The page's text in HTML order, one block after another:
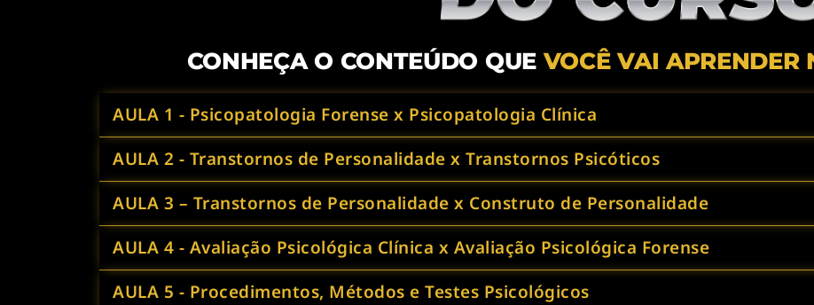
CONHEÇA O CONTEÚDO QUE VOCÊ VAI APRENDER
AULA 1 - Psicopatologia Forense x Psicopatologia Clínica
AULA 2 - Transtornos de Personalidade x Transtornos Psicóticos
AULA 3 – Transtornos de Personalidade x Construto de Personalidade
AULA 4 - Avaliação Psicológica Clínica x Avaliação Psicológica Forense
AULA 5 - Procedimentos, Métodos e Testes Psicológicos